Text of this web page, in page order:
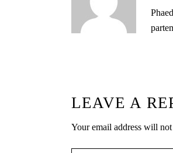
LEAVE A
Your email address will